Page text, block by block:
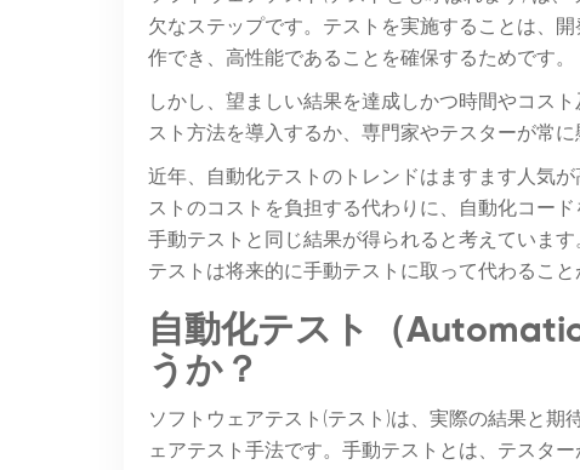
欠なステップです。テストを実施することは、
作でき、高性能であることを確保するためです。
しかし、望ましい結果を達成しかつ時間やコス
スト方法を導入するか、専門家やテスターが常
近年、自動化テストのトレンドはますます人気
ストのコストを負担する代わりに、自動化コー
手動テストと同じ結果が得られると考えていま
テストは将来的に手動テストに取って代わるこ
自動化テスト（
うか？
ソフトウェアテスト(テスト)は、実際の結果と
ェアテスト手法です。手動テストとは、テスタ